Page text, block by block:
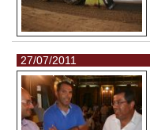
27/07/2011